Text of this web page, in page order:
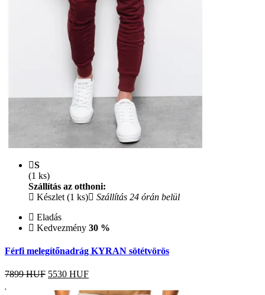
S
(1 ks)
Szállítás az otthoni:
Készlet (1 ks)
Szállítás 24 órán belül
Eladás
Kedvezmény 30 %
Férfi melegítőnadrág KYRAN sötétvörös
7899 HUF 5530 HUF